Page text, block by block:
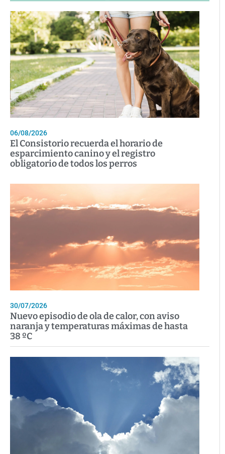
06/08/2026
El Consistorio recuerda el horario de
esparcimiento canino y el registro
obligatorio de todos los perros
30/07/2026
Nuevo episodio de ola de calor, con aviso
naranja y temperaturas máximas de hasta
38 ºC